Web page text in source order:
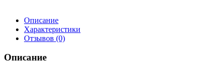
Описание
Характеристики
Отзывов (0)
Описание